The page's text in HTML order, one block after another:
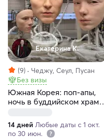
Екатерина К.
(9)
Чеджу, Сеул, Пусан
Без визы
Южная Корея: поп-апы,
ночь в буддийском храме
14 дней Любые даты с 1 окт.
по 30 июн.